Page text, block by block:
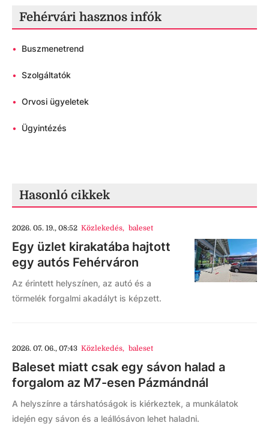
Fehérvári hasznos infók
• Buszmenetrend
• Szolgáltatók
• Orvosi ügyeletek
• Ügyintézés
Hasonló cikkek
2026. 05. 19., 08:52 Közlekedés, baleset
Egy üzlet kirakatába hajtott
egy autós Fehérváron
Az érintett helyszínen, az autó és a
törmelék forgalmi akadályt is képzett.
2026. 07. 06., 07:43 Közlekedés, baleset
Baleset miatt csak egy sávon halad a
forgalom az M7-esen Pázmándnál
A helyszínre a társhatóságok is kiérkeztek, a munkálatok
idején egy sávon és a leállósávon lehet haladni.